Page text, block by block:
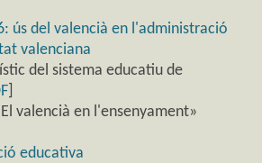
ús del valencià en l'administració
valenciana
del sistema educatiu de
valencià en l'ensenyament»
educativa